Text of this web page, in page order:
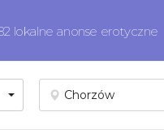
lokalne anonse erotyczne